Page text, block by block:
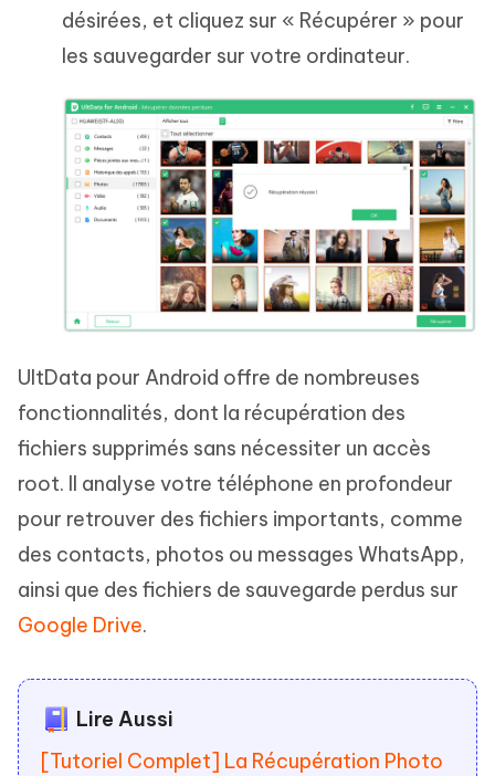
désirées, et cliquez sur « Récupérer » pour
les sauvegarder sur votre ordinateur.
UltData pour Android offre de nombreuses
fonctionnalités, dont la récupération des
fichiers supprimés sans nécessiter un accès
root. Il analyse votre téléphone en profondeur
pour retrouver des fichiers importants, comme
des contacts, photos ou messages WhatsApp,
ainsi que des fichiers de sauvegarde perdus sur
Google Drive.
Lire Aussi
[Tutoriel Complet] La Récupération Photo